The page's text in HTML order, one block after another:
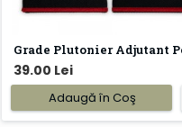
39.00 Lei
Adaugă în Coş